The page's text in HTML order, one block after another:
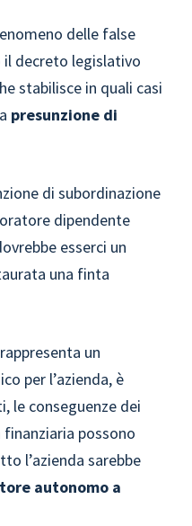
delle false
decreto legislativo
stabilisce in quali casi
presunzione di
di subordinazione
dipendente
esserci un
una finta
un
per l’azienda, è
le conseguenze dei
possono
l’azienda sarebbe
autonomo a